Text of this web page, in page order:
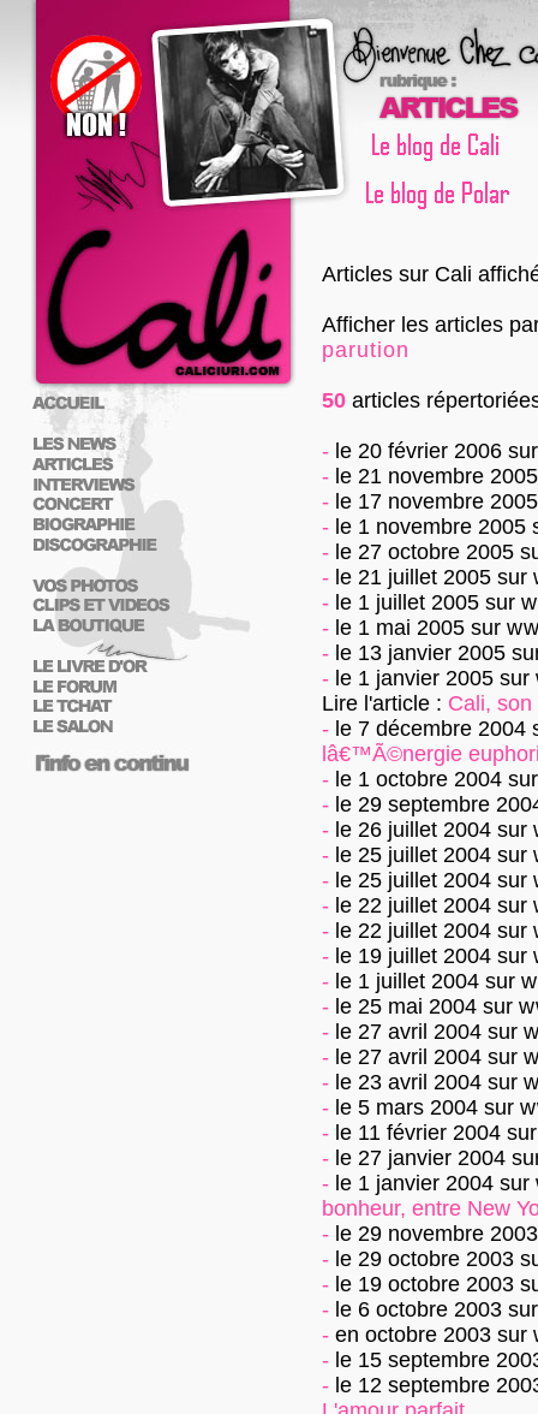
Articles sur Cali
Afficher les articles
parution
50 articles
- le 20 février 2006
- le 21 novembre 2005
- le 17 novembre 2005
- le 1 novembre 2005
- le 27 octobre 2005
- le 21 juillet 2005 sur
- le 1 juillet 2005 sur
- le 1 mai 2005 sur
- le 13 janvier 2005
- le 1 janvier 2005 sur
Lire l'article : Cali,
- le 7 décembre 2004
lâ€™Ã©nergie
- le 1 octobre 2004
- le 29 septembre
- le 26 juillet 2004 sur
- le 25 juillet 2004 sur
- le 25 juillet 2004 sur
- le 22 juillet 2004 sur
- le 22 juillet 2004 sur
- le 19 juillet 2004 sur
- le 1 juillet 2004 sur
- le 25 mai 2004 sur
- le 27 avril 2004 sur
- le 27 avril 2004 sur
- le 23 avril 2004 sur
- le 5 mars 2004 sur
- le 11 février 2004
- le 27 janvier 2004
- le 1 janvier 2004 sur
bonheur, entre New
- le 29 novembre 2003
- le 29 octobre 2003
- le 19 octobre 2003
- le 6 octobre 2003
- en octobre 2003 sur
- le 15 septembre
- le 12 septembre